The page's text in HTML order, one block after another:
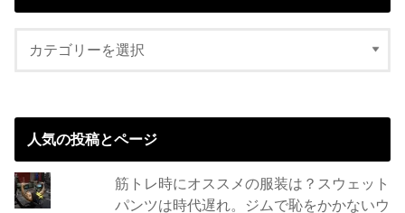
人気の投稿とページ
筋トレ時にオススメの服装は？スウェット
パンツは時代遅れ。ジムで恥をかかないウ